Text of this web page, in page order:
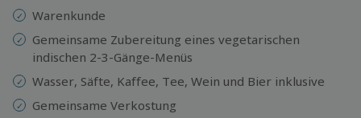
Warenkunde
Gemeinsame Zubereitung eines vegetarischen
indischen 2-3-Gänge-Menüs
Wasser, Säfte, Kaffee, Tee, Wein und Bier inklusive
Gemeinsame Verkostung